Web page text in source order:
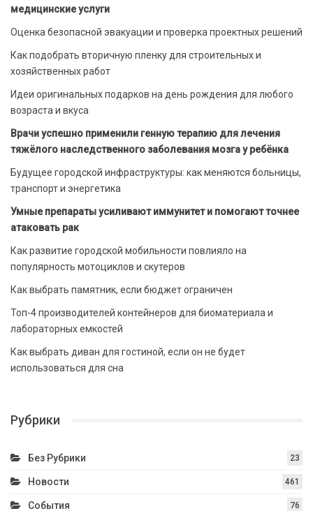
медицинские услуги
Оценка безопасной эвакуации и проверка проектных решений
Как подобрать вторичную пленку для строительных и
хозяйственных работ
Идеи оригинальных подарков на день рождения для любого
возраста и вкуса
Врачи успешно применили генную терапию для лечения
тяжёлого наследственного заболевания мозга у ребёнка
Будущее городской инфраструктуры: как меняются больницы,
транспорт и энергетика
Умные препараты усиливают иммунитет и помогают точнее
атаковать рак
Как развитие городской мобильности повлияло на
популярность мотоциклов и скутеров
Как выбрать памятник, если бюджет ограничен
Топ-4 производителей контейнеров для биоматериала и
лабораторных емкостей
Как выбрать диван для гостиной, если он не будет
использоваться для сна
Рубрики
Без Рубрики 23
Новости 461
События 76